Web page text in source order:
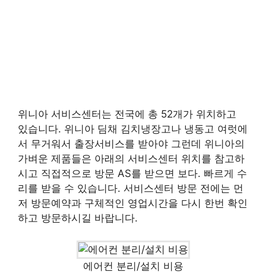
위니아 서비스센터는 전국에 총 52개가 위치하고
있습니다. 위니아 딤채 김치냉장고나 냉동고 여럿에
서 무거워서 출장서비스를 받아야 그런데 위니아의
가벼운 제품들은 아래의 서비스센터 위치를 참고하
시고 직접적으로 방문 AS를 받으면 보다. 빠르게 수
리를 받을 수 있습니다. 서비스센터 방문 전에는 먼
저 방문예약과 구체적인 영업시간을 다시 한번 확인
하고 방문하시길 바랍니다.
에어컨 분리/설치 비용